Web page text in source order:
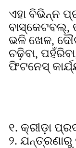
ଏହା ବିଭିନ୍ନ
ବାସ୍କେଟବଲ୍,
ଭଳି ଖେଳ,
ଚଢ଼ିବା,
ଫିଟନେସ୍
୧. କ୍ରୀଡ଼ା
୨.